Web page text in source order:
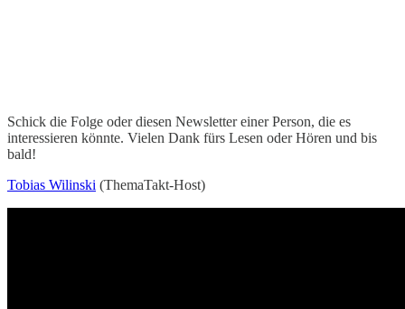
Schick die Folge oder diesen Newsletter einer Person, die es
interessieren könnte. Vielen Dank fürs Lesen oder Hören und bis
bald!
Tobias Wilinski (ThemaTakt-Host)